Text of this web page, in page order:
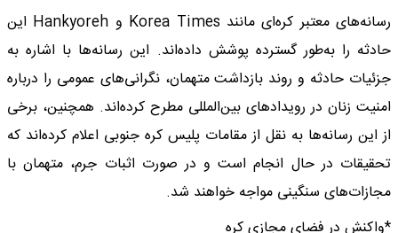
رسانه‌های معتبر کره‌ای مانند Korea Times و Hankyoreh این
حادثه را به‌طور گسترده پوشش داده‌اند. این رسانه‌ها با اشاره به
جزئیات حادثه و روند بازداشت متهمان، نگرانی‌های عمومی را درباره
امنیت زنان در رویدادهای بین‌المللی مطرح کرده‌اند. همچنین، برخی
از این رسانه‌ها به نقل از مقامات پلیس کره جنوبی اعلام کرده‌اند که
تحقیقات در حال انجام است و در صورت اثبات جرم، متهمان با
مجازات‌های سنگینی مواجه خواهند شد.
*واکنش در فضای مجازی کره